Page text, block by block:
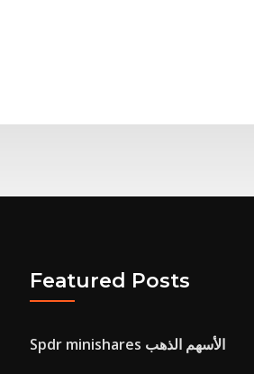
Featured Posts
Spdr minishares الأسهم الذهب